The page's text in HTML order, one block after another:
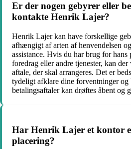
Er der nogen gebyrer eller
kontakte Henrik Lajer?
Henrik Lajer kan have forskellige
afhængigt af arten af henvendelsen
assistance. Hvis du har brug for
foredrag eller andre tjenester, kan
aftale, der skal arrangeres. Det er
tydeligt afklare dine forventninger og
betalingsaftaler kan drøftes åbent og
Har Henrik Lajer et kontor
placering?